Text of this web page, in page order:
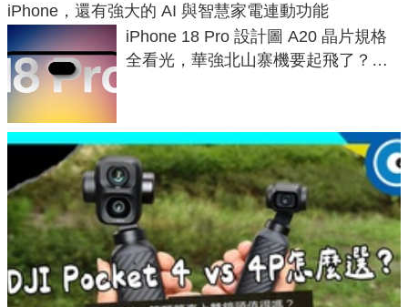
iPhone，還有強大的 AI 與智慧家電連動功能
iPhone 18 Pro 設計圖 A20 晶片規格
全看光，華強北山寨機要起飛了？專